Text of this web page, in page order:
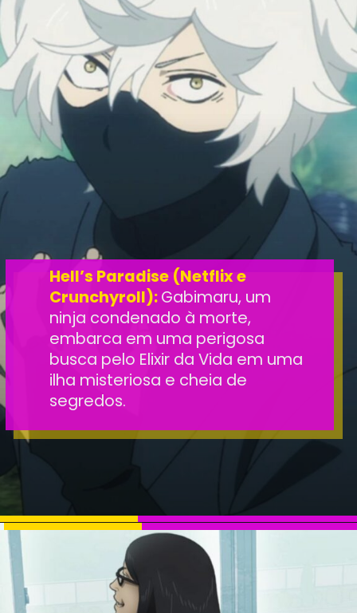
Hell’s Paradise (Netflix e
Crunchyroll):Gabimaru, um
ninja condenado à morte,
embarca em uma perigosa
busca pelo Elixir da Vida em uma
ilha misteriosa e cheia de
segredos.